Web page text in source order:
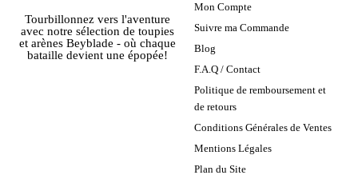
Tourbillonnez vers l'aventure
avec notre sélection de toupies
et arènes Beyblade - où chaque
bataille devient une épopée!
Mon Compte
Suivre ma Commande
Blog
F.A.Q / Contact
Politique de remboursement et
de retours
Conditions Générales de Ventes
Mentions Légales
Plan du Site